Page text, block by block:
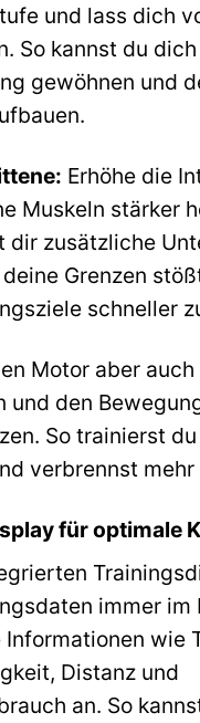
und lass dich
So kannst du
gewöhnen und
Erhöhe die
Muskeln stärker
dir zusätzliche
Grenzen
schneller
Motor aber
und den
So trainierst
verbrennst mehr
für optimale
immer im
wie
Distanz und
an. So